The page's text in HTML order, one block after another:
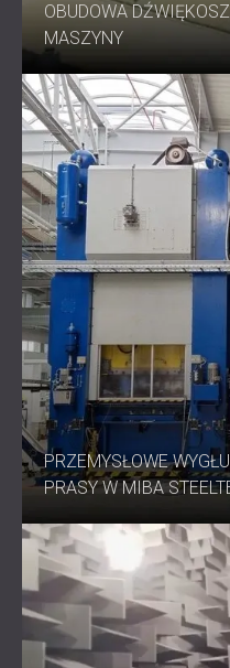
OBUDOWA
MASZYNY
PRZEMYSŁOWE
PRASY W MIBA